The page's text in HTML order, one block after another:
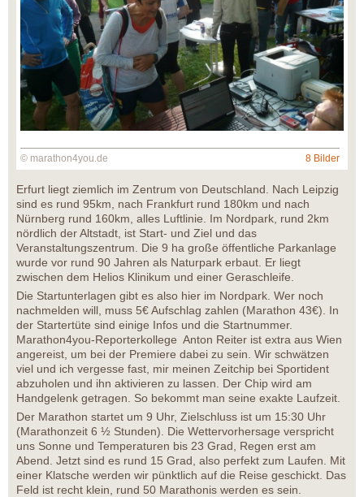
© marathon4you.de 8 Bilder
Erfurt liegt ziemlich im Zentrum von Deutschland. Nach Leipzig
sind es rund 95km, nach Frankfurt rund 180km und nach
Nürnberg rund 160km, alles Luftlinie. Im Nordpark, rund 2km
nördlich der Altstadt, ist Start- und Ziel und das
Veranstaltungszentrum. Die 9 ha große öffentliche Parkanlage
wurde vor rund 90 Jahren als Naturpark erbaut. Er liegt
zwischen dem Helios Klinikum und einer Geraschleife.
Die Startunterlagen gibt es also hier im Nordpark. Wer noch
nachmelden will, muss 5€ Aufschlag zahlen (Marathon 43€). In
der Startertüte sind einige Infos und die Startnummer.
Marathon4you-Reporterkollege Anton Reiter ist extra aus Wien
angereist, um bei der Premiere dabei zu sein. Wir schwätzen
viel und ich vergesse fast, mir meinen Zeitchip bei Sportident
abzuholen und ihn aktivieren zu lassen. Der Chip wird am
Handgelenk getragen. So bekommt man seine exakte Laufzeit.
Der Marathon startet um 9 Uhr, Zielschluss ist um 15:30 Uhr
(Marathonzeit 6 ½ Stunden). Die Wettervorhersage verspricht
uns Sonne und Temperaturen bis 23 Grad, Regen erst am
Abend. Jetzt sind es rund 15 Grad, also perfekt zum Laufen. Mit
einer Klatsche werden wir pünktlich auf die Reise geschickt. Das
Feld ist recht klein, rund 50 Marathonis werden es sein.